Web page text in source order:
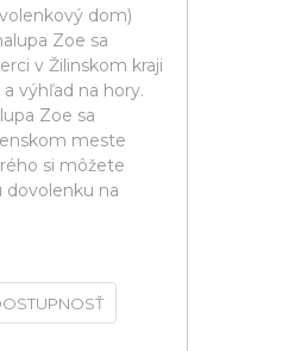
dom)
Zoe sa
v Žilinskom kraji
výhľad na hory.
Zoe sa
meste
si môžete
dovolenku na